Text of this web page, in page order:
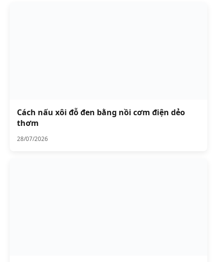
Cách nấu xôi đỗ đen bằng nồi cơm điện dẻo
thơm
28/07/2026